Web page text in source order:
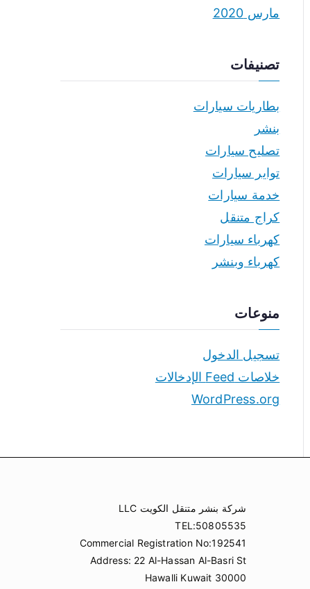
مارس 2020
تصنيفات
بطاريات سيارات
بنشر
تصليح سيارات
تواير سيارات
خدمة سيارات
كراج متنقل
كهرباء سيارات
كهرباء وبنشر
منوعات
تسجيل الدخول
خلاصات Feed الإدخالات
WordPress.org
شركة بنشر متنقل الكويت LLC
TEL:50805535
Commercial Registration No:192541
Address: 22 Al-Hassan Al-Basri St
Hawalli Kuwait 30000